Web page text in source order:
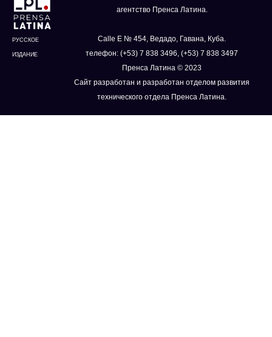
РУССКОЕ
ИЗДАНИЕ
агентство Пренса Латина.
Calle E № 454, Ведадо, Гавана, Куба.
телефон: (+53) 7 838 3496, (+53) 7 838 3497
Пренса Латина © 2023
Сайт разработан и разработан отделом развития
технического отдела Пренса Латина.